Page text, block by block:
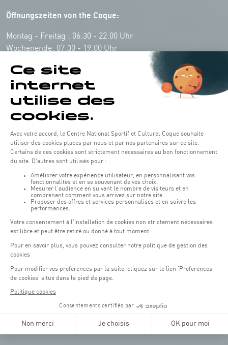
Öffnungszeiten von the Coque:
Montag - Freitag : 06:30 - 22:00 Uhr
Wochenende: 07:30 - 19:00 Uhr
Remember to check the opening hours of each activity.
Zugriff:
COQUE • 2, rue Léon Hengen, Luxembourg (L-1745)
Öffentliche Verkehrsmittel: Tram station "Coque"
Parkplätze
(1)Parking Coque: Kostenpflichtig -
Parken für Coque Kunden(ausser bei Veranstaltungen)
An Veranstaltungstagen in der Coque stehen nur begrenzt Parkplätze zur
Verfügung. Bitte nutzen Sie nach Möglichkeit die öffentlichen Verkehrsmittel.
Erasme (150m) : Kostenpflichtig.
(4) Place de l'Europe (1.1 km) : Kostenpflichtig, Anbindung
Glacis (2.5 km) : Kostenpflichtig, Anbindung an die Tram.
Tel:+352 43 60 60 1
KONTAKT
Leaflet Map tiles by Carto, under CC BY 3.0. Data by OpenStreetMap, under
ODbL.